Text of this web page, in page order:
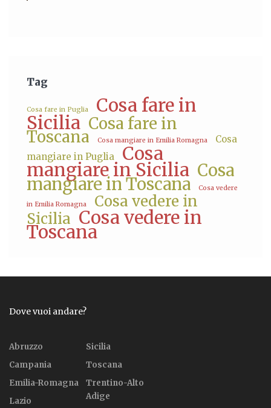
Tag
Cosa fare in Puglia Cosa fare in
Sicilia Cosa fare in
Toscana Cosa mangiare in Emilia Romagna
Cosa
mangiare in Puglia
Cosa
mangiare in Sicilia Cosa
mangiare in Toscana Cosa vedere
in Emilia Romagna
Cosa vedere in
Sicilia Cosa vedere in
Toscana
Dove vuoi andare?
Abruzzo
Campania
Emilia-Romagna
Lazio
Sicilia
Toscana
Trentino-Alto
Adige